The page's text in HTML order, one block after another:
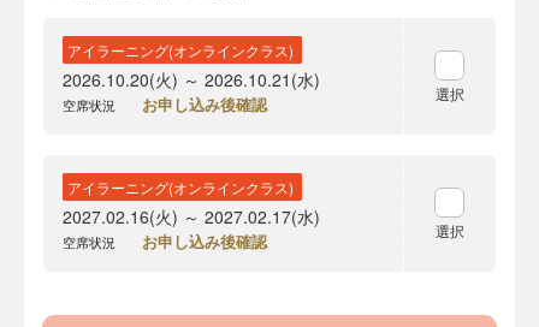
アイラーニング(オンラインクラス)
2026.10.20(火) ～ 2026.10.21(水)
空席状況 お申し込み後確認 選択
アイラーニング(オンラインクラス)
2027.02.16(火) ～ 2027.02.17(水)
空席状況 お申し込み後確認 選択